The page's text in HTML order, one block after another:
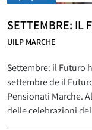
SETTEMBRE: IL
UILP MARCHE
Settembre: il Futuro
settembre de il
Pensionati Marche.
delle celebrazioni
con le iniziative